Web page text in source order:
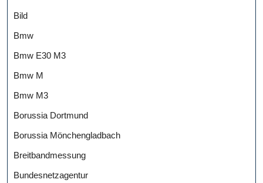
Bild
Bmw
Bmw E30 M3
Bmw M
Bmw M3
Borussia Dortmund
Borussia Mönchengladbach
Breitbandmessung
Bundesnetzagentur